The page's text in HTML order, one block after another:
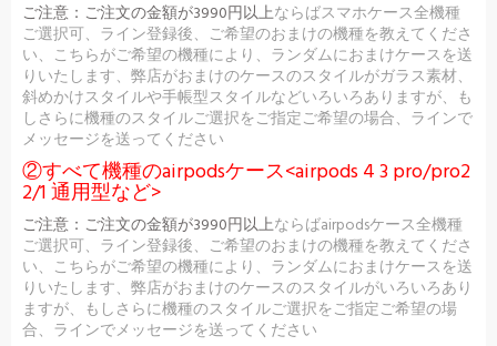
ご注意： ご注文の金額が3990円以上ならばスマホケース全機種
ご選択可、ライン登録後、ご希望のおまけの機種を教えてくださ
い、こちらがご希望の機種により、ランダムにおまけケースを送
りいたします、弊店がおまけのケースのスタイルがガラス素材、
斜めかけスタイルや手帳型スタイルなどいろいろありますが、も
しさらに機種のスタイルご選択をご指定ご希望の場合、ラインで
メッセージを送ってください
②すべて機種のairpodsケース<airpods 4 3 pro/pro2
2/1 通用型など>
ご注意： ご注文の金額が3990円以上ならばairpodsケース全機種
ご選択可、ライン登録後、ご希望のおまけの機種を教えてくださ
い、こちらがご希望の機種により、ランダムにおまけケースを送
りいたします、弊店がおまけのケースのスタイルがいろいろあり
ますが、もしさらに機種のスタイルご選択をご指定ご希望の場
合、ラインでメッセージを送ってください